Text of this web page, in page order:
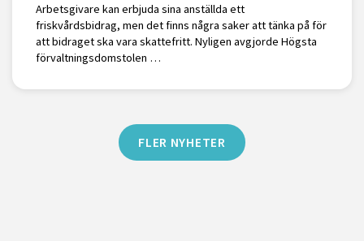
Arbetsgivare kan erbjuda sina anställda ett
friskvårdsbidrag, men det finns några saker att tänka på för
att bidraget ska vara skattefritt. Nyligen avgjorde Högsta
förvaltningsdomstolen …
FLER NYHETER